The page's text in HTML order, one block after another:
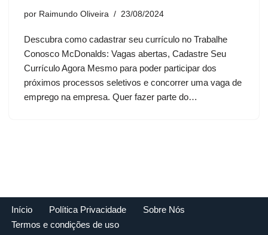
por Raimundo Oliveira 23/08/2024
Descubra como cadastrar seu currículo no Trabalhe
Conosco McDonalds: Vagas abertas, Cadastre Seu
Currículo Agora Mesmo para poder participar dos
próximos processos seletivos e concorrer uma vaga de
emprego na empresa. Quer fazer parte do…
Início Política Privacidade
Sobre Nós
Termos e condições de uso